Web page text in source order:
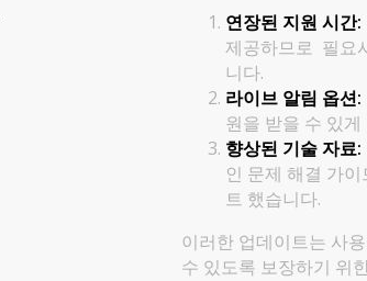
연장된 지원 시간:
제공하므로 필요
니다.
라이브 알림 옵션:
원을 받을 수 있
향상된 기술 자료:
인 문제 해결 가
트 했습니다.
이러한 업데이트는 사
수 있도록 보장하기 위